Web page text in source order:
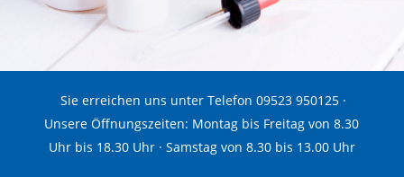
Sie erreichen uns unter Telefon 09523 950125 ·
Unsere Öffnungszeiten: Montag bis Freitag von 8.30
Uhr bis 18.30 Uhr · Samstag von 8.30 bis 13.00 Uhr